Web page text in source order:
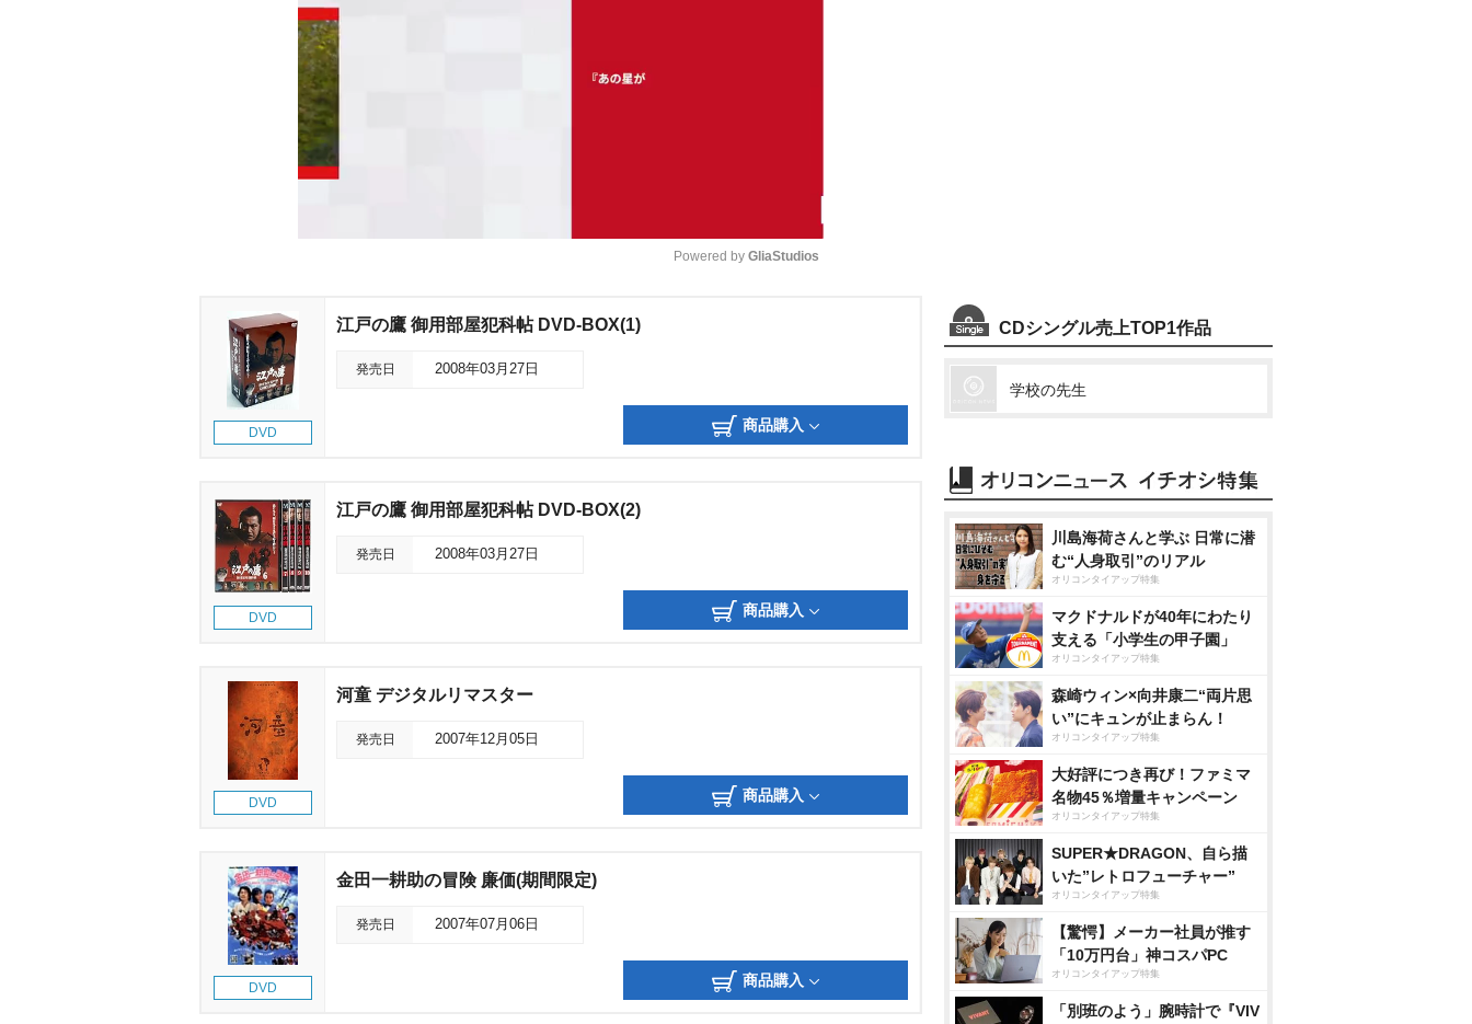
e
Powered by GliaStudios
DVD
江戸の鷹 御用部屋犯科帖 DVD-BOX(1)
発売日 2008年03月27日
商品購入
DVD
江戸の鷹 御用部屋犯科帖 DVD-BOX(2)
発売日 2008年03月27日
商品購入
DVD
河童 デジタルリマスター
発売日 2007年12月05日
商品購入
DVD
金田一耕助の冒険 廉価(期間限定)
発売日 2007年07月06日
商品購入
CDシングル売上TOP1作品
学校の先生
川島海荷さんと学ぶ 日常に潜
む“人身取引”のリアル
オリコンタイアップ特集
マクドナルドが40年にわたり
支える「小学生の甲子園」
オリコンタイアップ特集
森崎ウィン×向井康二“両片思
い”にキュンが止まらん！
オリコンタイアップ特集
大好評につき再び！ファミマ
名物45％増量キャンペーン
オリコンタイアップ特集
SUPER★DRAGON、自ら描
いた”レトロフューチャー”
オリコンタイアップ特集
【驚愕】メーカー社員が推す
「10万円台」神コスパPC
オリコンタイアップ特集
「別班のよう」腕時計で『VIV